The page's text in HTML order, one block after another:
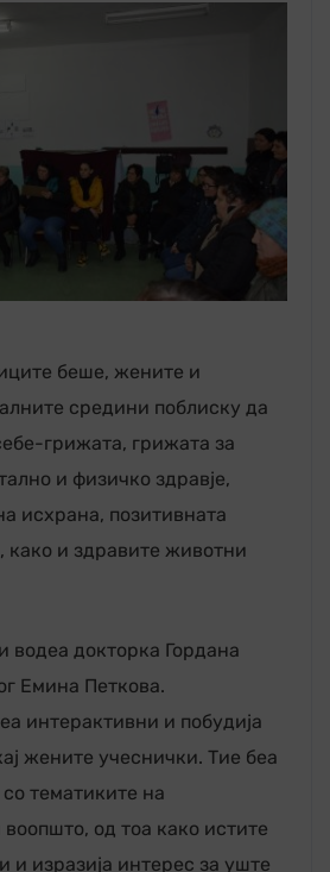
беше, жените и
средини поблиску да
грижата, грижата за
и физичко здравје,
исхрана, позитивната
како и здравите животни
водеа докторка Гордана
Емина Петкова.
интерактивни и побудија
жените учеснички. Тие беа
тематиките на
од тоа како истите
и изразија интерес за уште